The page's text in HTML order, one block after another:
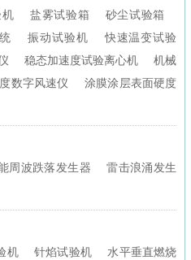
盐雾试验箱
砂尘试验箱
振动试验机
快速温变试验
稳态加速度试验离心机
机械
数字风速仪
涂膜涂层表面硬度
周波跌落发生器
雷击浪涌发生
机 针焰试验机
水平垂直燃烧